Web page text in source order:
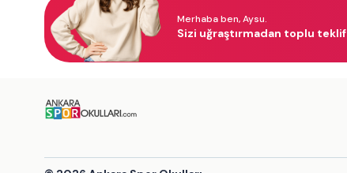
Merhaba ben, Aysu.
Sizi uğraştırmadan toplu